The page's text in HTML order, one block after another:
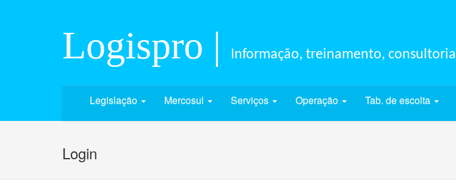
Logispro | Informação, treinamento,
Legislação Mercosul Serviços Operação Tab. de escolta
Login